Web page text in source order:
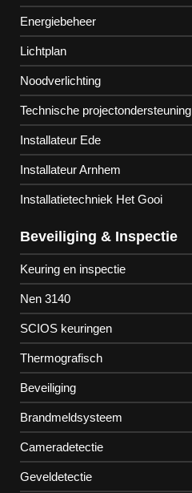
Energiebeheer
Lichtplan
Noodverlichting
Technische projectondersteuning
Installateur Ede
Installateur Arnhem
Installatietechniek Het Gooi
Beveiliging & Inspectie
Keuring en inspectie
Nen 3140
SCIOS keuringen
Thermografisch
Beveiliging
Brandmeldsysteem
Cameradetectie
Geveldetectie